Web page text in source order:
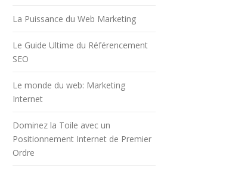
La Puissance du Web Marketing
Le Guide Ultime du Référencement
SEO
Le monde du web: Marketing
Internet
Dominez la Toile avec un
Positionnement Internet de Premier
Ordre